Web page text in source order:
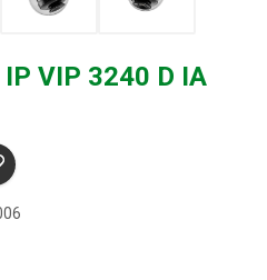
IP VIP 3240 D IA